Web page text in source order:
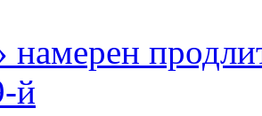
й